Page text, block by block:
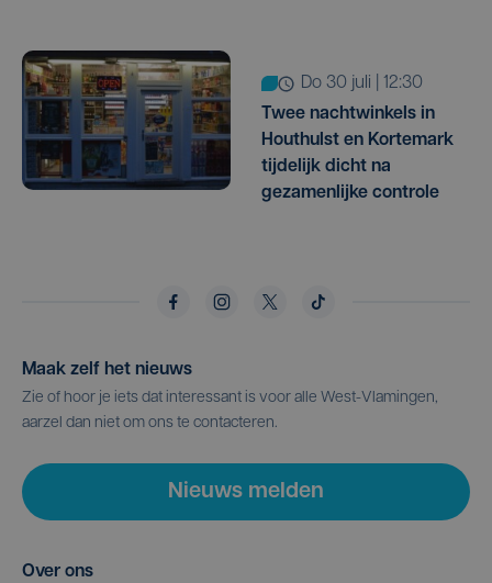
do 30 juli | 12:30
Twee nachtwinkels in
Houthulst en Kortemark
tijdelijk dicht na
gezamenlijke controle
Maak zelf het nieuws
Zie of hoor je iets dat interessant is voor alle West-Vlamingen,
aarzel dan niet om ons te contacteren.
Nieuws melden
Over ons